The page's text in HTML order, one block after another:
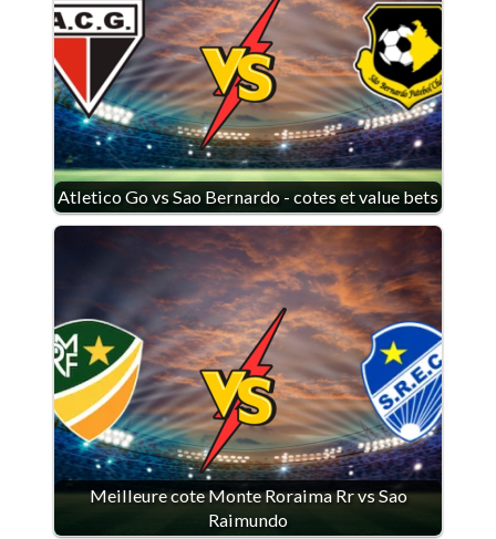
Atletico Go vs Sao Bernardo - cotes et value bets
Meilleure cote Monte Roraima Rr vs Sao
Raimundo